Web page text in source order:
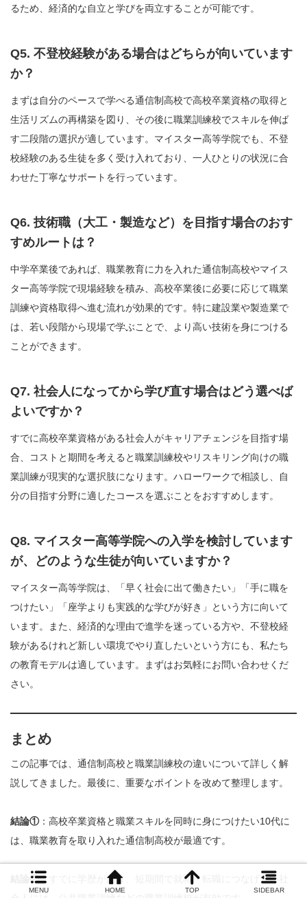
るため、経済的な自立と学びを両立することが可能です。
Q5. 不登校経験がある場合はどちらが向いています
か？
まずは自分のペースで学べる通信制高校で高校卒業資格の取得と
生活リズムの再構築を図り、その後に職業訓練校でスキルを伸ば
す二段階の選択が適しています。マイスター高等学院でも、不登
校経験のある生徒を多く受け入れており、一人ひとりの状況に合
わせた丁寧なサポートを行っています。
Q6. 技術職（大工・製造など）を目指す場合のおす
すめルートは？
中学卒業後であれば、職業教育に力を入れた通信制高校やマイス
ター高等学院で現場経験を積み、高校卒業後に必要に応じて職業
訓練や資格取得へ進む流れが効果的です。特に建設業や製造業で
は、若い段階から現場で学ぶことで、より高い技術を身につける
ことができます。
Q7. 社会人になってから学び直す場合はどう選べば
よいですか？
すでに高校卒業資格がある社会人がキャリアチェンジを目指す場
合、コストと期間を考えると職業訓練校やリスキリング向けの職
業訓練が現実的な選択肢になります。ハローワークで相談し、自
分の目指す分野に適したコースを選ぶことをおすすめします。
Q8. マイスター高等学院への入学を検討しています
が、どのような生徒が向いていますか？
マイスター高等学院は、「早く社会に出て働きたい」「手に職を
つけたい」「座学よりも実践的な学びが好き」という方に向いて
います。また、経済的な理由で進学を迷っている方や、不登校経
験があるけれど新しい環境でやり直したいという方にも、私たち
の教育モデルは適しています。まずはお気軽にお問い合わせくだ
さい。
まとめ
この記事では、通信制高校と職業訓練校の違いについて詳しく解
説してきました。最後に、重要なポイントを改めて整理します。
結論①：高校卒業資格と職業スキルを同時に身につけたい10代に
は、職業教育を取り入れた通信制高校が最適です。
結論②：すでに学歴があり、短期間で就職・転職につなげたい社
MENU HOME TOP SIDEBAR